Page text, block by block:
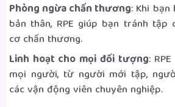
Phòng ngừa chấn thương: Khi
bản thân, RPE giúp bạn tránh tập
cơ chấn thương.
Linh hoạt cho mọi đối tượng:
mọi người, từ người mới tập,
các vận động viên chuyên nghiệp.